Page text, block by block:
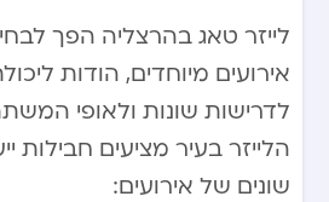
לייזר טאג בהרצליה הפך
אירועים מיוחדים, הודות
לדרישות שונות ולאופי
הלייזר בעיר מציעים חבילות
שונים של אירועים: